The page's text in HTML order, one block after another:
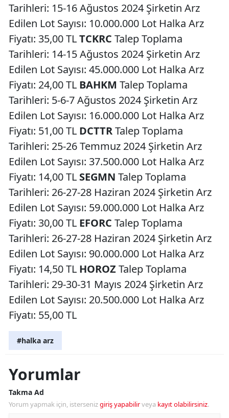
Tarihleri: 15-16 Ağustos 2024 Şirketin Arz
Edilen Lot Sayısı: 10.000.000 Lot Halka Arz
Fiyatı: 35,00 TLTCKRC Talep Toplama
Tarihleri: 14-15 Ağustos 2024 Şirketin Arz
Edilen Lot Sayısı: 45.000.000 Lot Halka Arz
Fiyatı: 24,00 TL BAHKM Talep Toplama
Tarihleri: 5-6-7 Ağustos 2024 Şirketin Arz
Edilen Lot Sayısı: 16.000.000 Lot Halka Arz
Fiyatı: 51,00 TL DCTTRTalep Toplama
Tarihleri: 25-26 Temmuz 2024 Şirketin Arz
Edilen Lot Sayısı: 37.500.000 Lot Halka Arz
Fiyatı: 14,00 TL SEGMN Talep Toplama
Tarihleri: 26-27-28 Haziran 2024 Şirketin Arz
Edilen Lot Sayısı: 59.000.000 Lot Halka Arz
Fiyatı: 30,00 TL EFORC Talep Toplama
Tarihleri: 26-27-28 Haziran 2024 Şirketin Arz
Edilen Lot Sayısı: 90.000.000 Lot Halka Arz
Fiyatı: 14,50 TL HOROZ Talep Toplama
Tarihleri: 29-30-31 Mayıs 2024 Şirketin Arz
Edilen Lot Sayısı: 20.500.000 Lot Halka Arz
Fiyatı: 55,00 TL
#halka arz
Yorumlar
Takma Ad
Yorum yapmak için, istersenizgiriş yapabilirveya kayıt olabilirsiniz.